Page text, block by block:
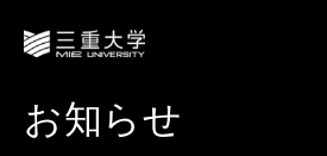
お知らせ